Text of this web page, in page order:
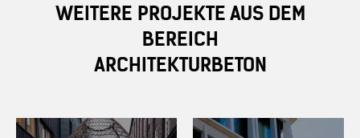
WEITERE PROJEKTE AUS DEM
BEREICH
ARCHITEKTURBETON